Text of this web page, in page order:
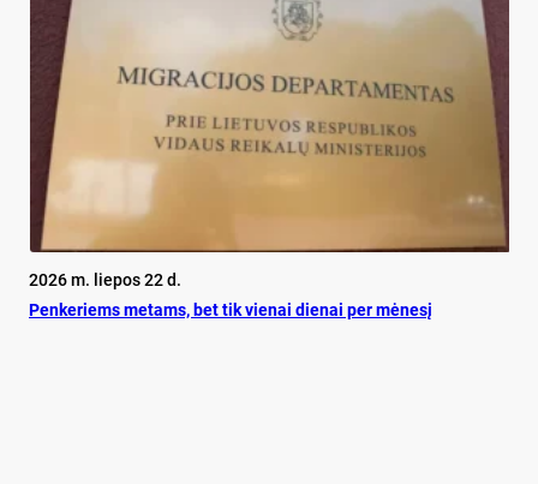
2026 m. liepos 22 d.
Pen­ke­riems me­tams, bet tik vie­nai die­nai per mė­ne­sį